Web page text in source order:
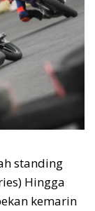
standing
Hingga
kemarin